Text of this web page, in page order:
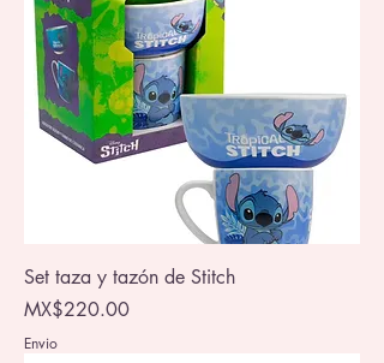
Set taza y tazón de Stitch
Price
MX$220.00
Envio